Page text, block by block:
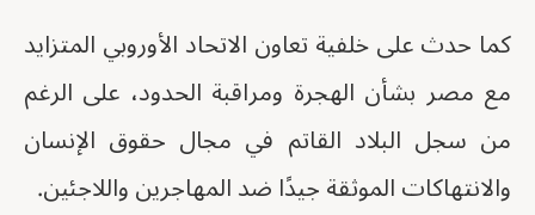
كما حدث على خلفية تعاون الاتحاد الأوروبي المتزايد
مع مصر بشأن الهجرة ومراقبة الحدود، على الرغم
من سجل البلاد القاتم في مجال حقوق الإنسان
والانتهاكات الموثقة جيدًا ضد المهاجرين واللاجئين.